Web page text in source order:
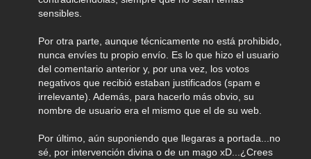
sensibles.
Por otra parte, aunque técnicamente no está prohibido,
nunca envíes tu propio envío. Es lo que hizo el usuario
del comentario anterior y, por una vez, los votos
negativos que recibió estaban justificados (spam e
irrelevante). Además, para hacerlo más obvio, su
nombre de usuario era el mismo que el de su web.
Por último, aún suponiendo que llegaras a portada...no
sé, por intervención divina o de un mago xD...¿Crees